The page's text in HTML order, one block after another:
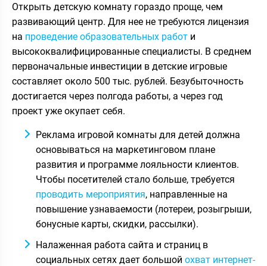
Открыть детскую комнату гораздо проще, чем
развивающий центр. Для нее не требуются лицензия
на проведение образовательных работ и
высококвалифицированные специалисты. В среднем
первоначальные инвестиции в детские игровые
составляет около 500 тыс. рублей. Безубыточность
достигается через полгода работы, а через год
проект уже окупает себя.
Реклама игровой комнаты для детей должна
основываться на маркетинговом плане
развития и программе лояльности клиентов.
Чтобы посетителей стало больше, требуется
проводить мероприятия, направленные на
повышение узнаваемости (лотереи, розыгрыши,
бонусные карты, скидки, рассылки).
Налаженная работа сайта и страниц в
социальных сетях дает большой охват интернет-